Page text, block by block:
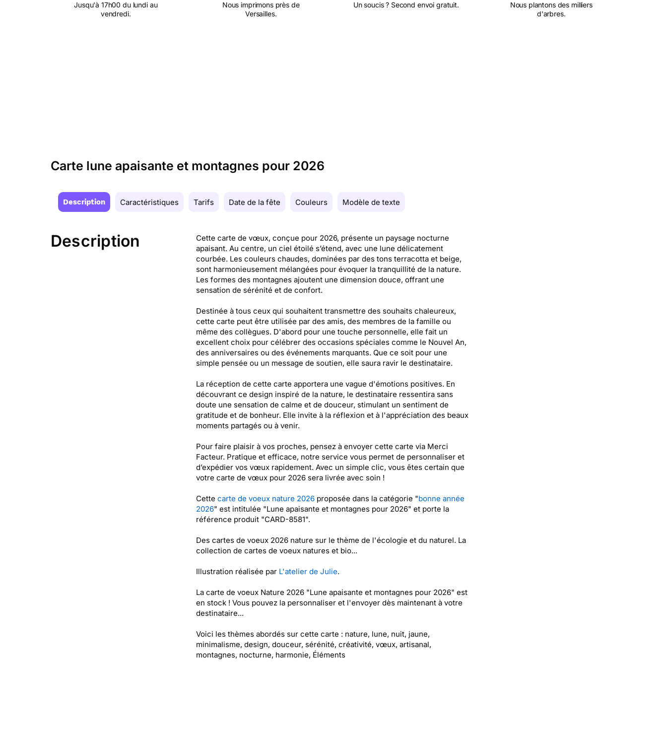
Jusqu'à 17h00 du lundi au
vendredi.
Nous imprimons près de
Versailles.
Un soucis ? Second envoi gratuit.
Nous plantons des milliers
d'arbres.
Carte lune apaisante et montagnes pour 2026
Description Caractéristiques Tarifs Date de la fête Couleurs Modèle de texte
Description
Cette carte de vœux, conçue pour 2026, présente un paysage nocturne
apaisant. Au centre, un ciel étoilé s’étend, avec une lune délicatement
courbée. Les couleurs chaudes, dominées par des tons terracotta et beige,
sont harmonieusement mélangées pour évoquer la tranquillité de la nature.
Les formes des montagnes ajoutent une dimension douce, offrant une
sensation de sérénité et de confort.
Destinée à tous ceux qui souhaitent transmettre des souhaits chaleureux,
cette carte peut être utilisée par des amis, des membres de la famille ou
même des collègues. D'abord pour une touche personnelle, elle fait un
excellent choix pour célébrer des occasions spéciales comme le Nouvel An,
des anniversaires ou des événements marquants. Que ce soit pour une
simple pensée ou un message de soutien, elle saura ravir le destinataire.
La réception de cette carte apportera une vague d'émotions positives. En
découvrant ce design inspiré de la nature, le destinataire ressentira sans
doute une sensation de calme et de douceur, stimulant un sentiment de
gratitude et de bonheur. Elle invite à la réflexion et à l'appréciation des beaux
moments partagés ou à venir.
Pour faire plaisir à vos proches, pensez à envoyer cette carte via Merci
Facteur. Pratique et efficace, notre service vous permet de personnaliser et
d’expédier vos vœux rapidement. Avec un simple clic, vous êtes certain que
votre carte de vœux pour 2026 sera livrée avec soin !
Cette carte de voeux nature 2026proposée dans la catégorie "bonne année
2026" est intitulée "Lune apaisante et montagnes pour 2026" et porte la
référence produit "CARD-8581".
Des cartes de voeux 2026 nature sur le thème de l'écologie et du naturel. La
collection de cartes de voeux natures et bio...
Illustration réalisée par L'atelier de Julie.
La carte de voeux Nature 2026 "Lune apaisante et montagnes pour 2026" est
en stock ! Vous pouvez la personnaliser et l'envoyer dès maintenant à votre
destinataire...
Voici les thèmes abordés sur cette carte : nature, lune, nuit, jaune,
minimalisme, design, douceur, sérénité, créativité, vœux, artisanal,
montagnes, nocturne, harmonie, Éléments